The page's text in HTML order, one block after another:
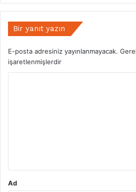
Bir yanıt yazın
E-posta adresiniz yayınlanmayacak.
işaretlenmişlerdir
Ad